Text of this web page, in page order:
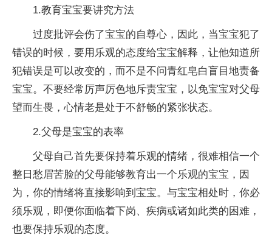
1.教育宝宝要讲究方法
过度批评会伤了宝宝的自尊心，因此，当宝宝犯了
错误的时候，要用乐观的态度给宝宝解释，让他知道所
犯错误是可以改变的，而不是不问青红皂白盲目地责备
宝宝。不要经常厉声厉色地斥责宝宝，以免宝宝对父母
望而生畏，心情老是处于不舒畅的紧张状态。
2.父母是宝宝的表率
父母自己首先要保持着乐观的情绪，很难相信一个
整日愁眉苦脸的父母能够教育出一个乐观的宝宝，因
为，你的情绪将直接影响到宝宝。与宝宝相处时，你必
须乐观，即便你面临着下岗、疾病或诸如此类的困难，
也要保持乐观的态度。